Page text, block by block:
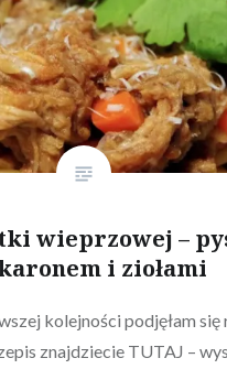
wieprzowej –
i ziołami
kolejności podjęłam się
znajdziecie TUTAJ –